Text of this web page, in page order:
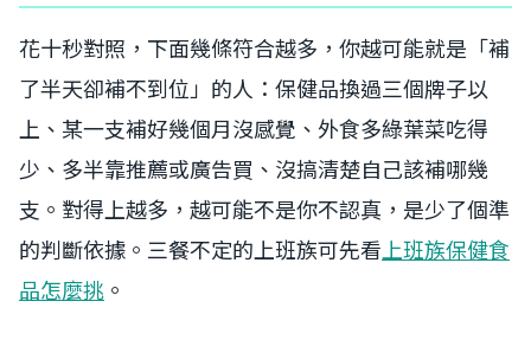
花十秒對照，下面幾條符合越多，你越可能就是「補
了半天卻補不到位」的人：保健品換過三個牌子以
上、某一支補好幾個月沒感覺、外食多綠葉菜吃得
少、多半靠推薦或廣告買、沒搞清楚自己該補哪幾
支。對得上越多，越可能不是你不認真，是少了個準
的判斷依據。三餐不定的上班族可先看 上班族保健食
品怎麼挑 。